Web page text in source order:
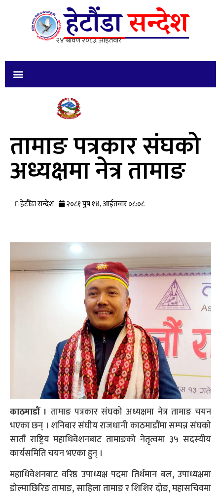
तामाङ पत्रकार संघको
अध्यक्षमा नेत्र तामाङ
हेटौँडा सन्देश २०८१ पुष १४, आईतवार ०८:०८
काठमाडौं । तामाङ पत्रकार संघको अध्यक्षमा नेत्र तामाङ चयन
भएका छन् । शनिबार संघीय राजधानी काठमाडौंमा सम्पन्न संघको
सातौं राष्ट्रिय महाधिवेशनबाट तामाङको नेतृत्वमा ३५ सदस्यीय
कार्यसमिति चयन भएका हुन् ।
महाधिवेशनबाट वरिष्ठ उपाध्यक्ष पदमा तिर्थमान बल, उपाध्यक्षमा
डोल्माछिरिङ तामाङ, साहिला तामाङ र शिशिर दोङ, महासचिवमा